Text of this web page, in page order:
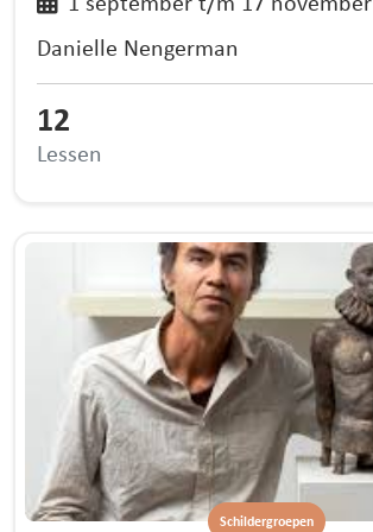
Danielle Nengerman
12
Lessen
Schildergroepen